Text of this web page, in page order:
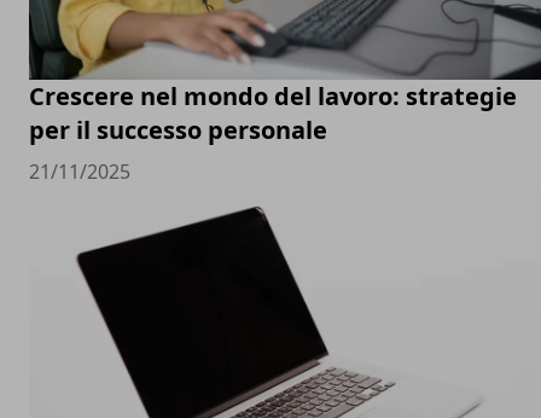
Crescere nel mondo del lavoro: strategie
per il successo personale
21/11/2025